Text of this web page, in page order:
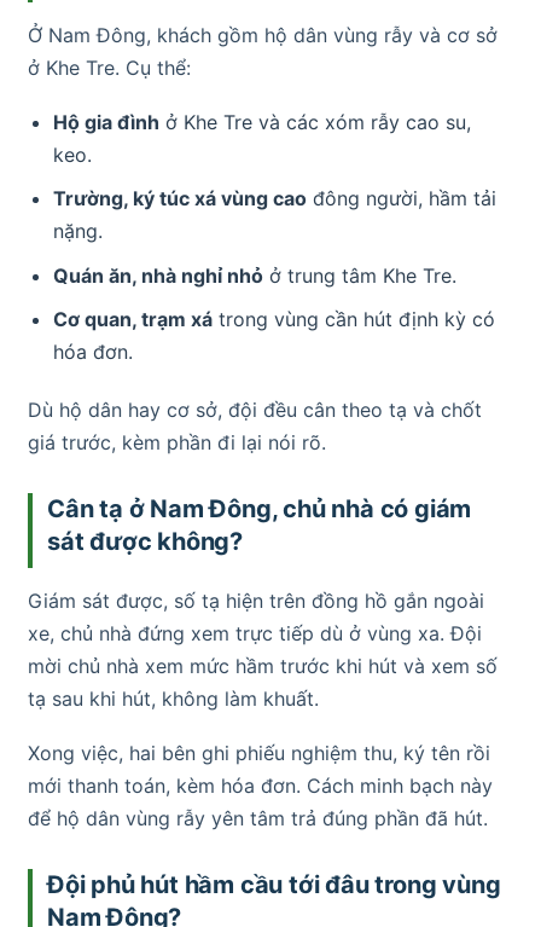
Ở Nam Đông, khách gồm hộ dân vùng rẫy và cơ sở
ở Khe Tre. Cụ thể:
Hộ gia đình ở Khe Tre và các xóm rẫy cao su,
keo.
Trường, ký túc xá vùng caođông người, hầm tải
nặng.
Quán ăn, nhà nghỉ nhỏở trung tâm Khe Tre.
Cơ quan, trạm xátrong vùng cần hút định kỳ có
hóa đơn.
Dù hộ dân hay cơ sở, đội đều cân theo tạ và chốt
giá trước, kèm phần đi lại nói rõ.
Cân tạ ở Nam Đông, chủ nhà có giám
sát được không?
Giám sát được, số tạ hiện trên đồng hồ gắn ngoài
xe, chủ nhà đứng xem trực tiếp dù ở vùng xa. Đội
mời chủ nhà xem mức hầm trước khi hút và xem số
tạ sau khi hút, không làm khuất.
Xong việc, hai bên ghi phiếu nghiệm thu, ký tên rồi
mới thanh toán, kèm hóa đơn. Cách minh bạch này
để hộ dân vùng rẫy yên tâm trả đúng phần đã hút.
Đội phủ hút hầm cầu tới đâu trong vùng
Nam Đông?